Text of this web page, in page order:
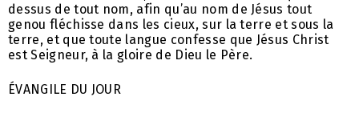
dessus de tout nom, afin qu’au nom de Jésus tout
genou fléchisse dans les cieux, sur la terre et sous la
terre, et que toute langue confesse que Jésus Christ
est Seigneur, à la gloire de Dieu le Père.
ÉVANGILE DU JOUR